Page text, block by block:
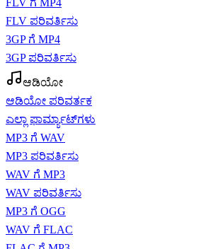
FLV ಗೆ MP4
FLV ಪರಿವರ್ತಿಸು
3GP ಗೆ MP4
3GP ಪರಿವರ್ತಿಸು
ಆಡಿಯೋ
ಆಡಿಯೋ ಪರಿವರ್ತಕ
ಎಲ್ಲಾ ಫಾರ್ಮ್ಯಾಟ್‌ಗಳು
MP3 ಗೆ WAV
MP3 ಪರಿವರ್ತಿಸು
WAV ಗೆ MP3
WAV ಪರಿವರ್ತಿಸು
MP3 ಗೆ OGG
WAV ಗೆ FLAC